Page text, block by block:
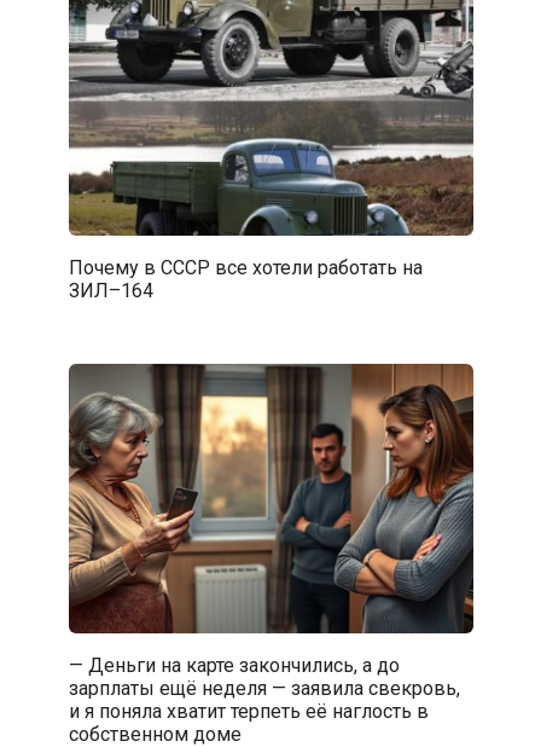
Почему в СССР все хотели работать на
ЗИЛ–164
— Деньги на карте закончились, а до
зарплаты ещё неделя — заявила свекровь,
и я поняла хватит терпеть её наглость в
собственном доме